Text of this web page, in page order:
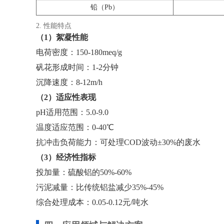
铅（Pb）
2. 性能特点
（1）絮凝性能
电荷密度：150-180meq/g
矾花形成时间：1-2分钟
沉降速度：8-12m/h
（2）适应性表现
pH适用范围：5.0-9.0
温度适应范围：0-40℃
抗冲击负荷能力：可处理COD波动±30%的废水
（3）经济性指标
投加量：硫酸铝的50%-60%
污泥减量：比传统铝盐减少35%-45%
综合处理成本：0.05-0.12元/吨水